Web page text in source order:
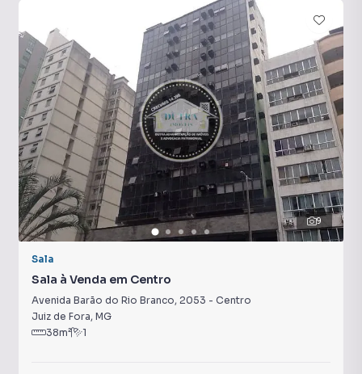
9
Sala
Sala à Venda em Centro
Avenida Barão do Rio Branco, 2053 - Centro
Juiz de Fora, MG
38m² 1